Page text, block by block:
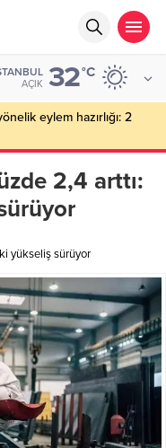
AÇIK 32°C
vurgun iddiası: Haluk
2,4 arttı:
yükseliş sürüyor